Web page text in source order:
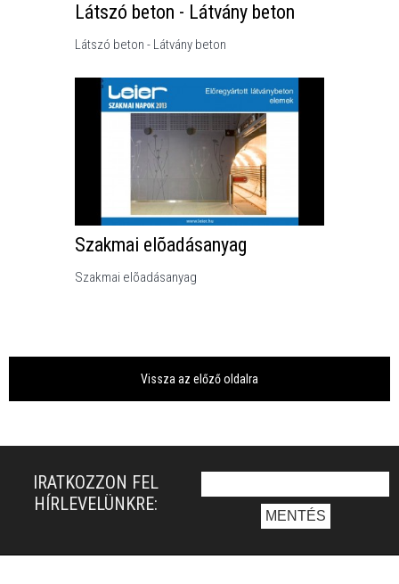
Látszó beton - Látvány beton
Látszó beton - Látvány beton
Szakmai elõadásanyag
Szakmai elõadásanyag
Vissza az előző oldalra
IRATKOZZON FEL
HÍRLEVELÜNKRE: